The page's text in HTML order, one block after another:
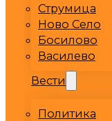
Струмица
Ново Село
Босилово
Василево
Вести
Политика